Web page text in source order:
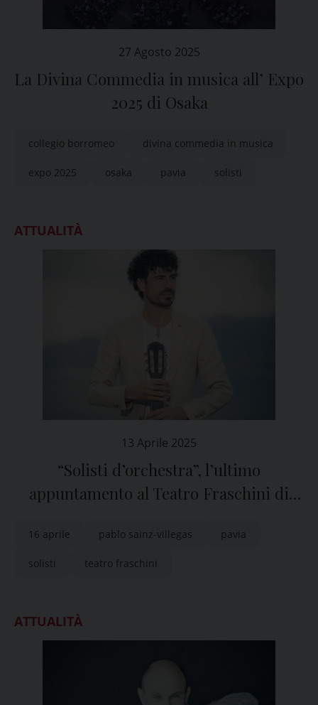
27 Agosto 2025
La Divina Commedia in musica all’ Expo
2025 di Osaka
collegio borromeo divina commedia in musica
expo 2025 osaka pavia solisti
ATTUALITÀ
13 Aprile 2025
“Solisti d’orchestra”, l’ultimo
appuntamento al Teatro Fraschini di
16 aprile pablo sainz-villegas pavia
solisti teatro fraschini
ATTUALITÀ